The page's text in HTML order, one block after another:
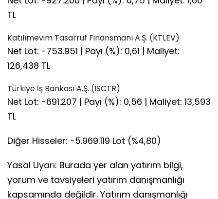
TL
Katılımevim Tasarruf Finansmanı A.Ş. (KTLEV)
Net Lot: -753.951 | Payı (%): 0,61 | Maliyet:
126,438 TL
Türkiye İş Bankası A.Ş. (ISCTR)
Net Lot: -691.207 | Payı (%): 0,56 | Maliyet: 13,593
TL
Diğer Hisseler: -5.969.119 Lot (%4,80)
Yasal Uyarı: Burada yer alan yatırım bilgi,
yorum ve tavsiyeleri yatırım danışmanlığı
kapsamında değildir. Yatırım danışmanlığı